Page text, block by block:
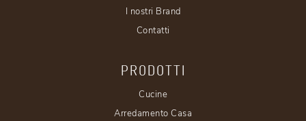
I nostri Brand
Contatti
PRODOTTI
Cucine
Arredamento Casa